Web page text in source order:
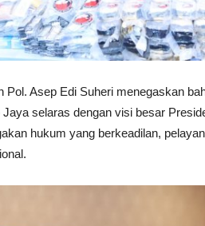
Pol. Asep Edi Suheri menegaskan
selaras dengan visi besar
hukum yang berkeadilan,